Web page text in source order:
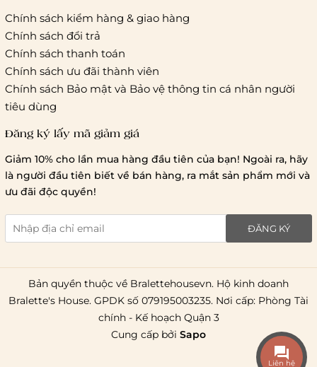
Thời gian giao hàng
Hồ Chí Minh:
Hà Nội và các tỉnh thành khá
Lưu ý chung về chính sách vận chuyển
1 triệu đồng
giao hàng trong ngày
giao hàng tiêu chuẩn
miễn phí ship
toàn quốc.
Chính sách kiểm hàng & giao hàng
Chính sách đổi trả
Chính sách thanh toán
Chính sách ưu đãi thành viên
Chính sách Bảo mật và Bảo vệ thông tin cá nhân người
tiêu dùng
Đăng ký lấy mã giảm giá
Giảm 10% cho lần mua hàng đầu tiên của bạn! Ngoài ra, hãy
là người đầu tiên biết về bán hàng, ra mắt sản phẩm mới và
ưu đãi độc quyền!
ĐĂNG KÝ
Bản quyền thuộc về Bralettehousevn. Hộ kinh doanh
Bralette's House. GPDK số 079195003235. Nơi cấp: Phòng Tài
chính - Kế hoạch Quận 3
Cung cấp bởi Sapo
Liên hệ